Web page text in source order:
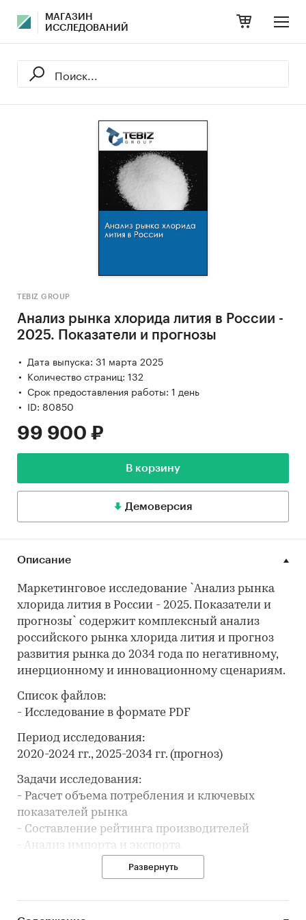
МАГАЗИН
ИССЛЕДОВАНИЙ
TEBIZ GROUP
Анализ рынка хлорида лития в России -
2025. Показатели и прогнозы
Дата выпуска: 31 марта 2025
Количество страниц: 132
Срок предоставления работы: 1 день
ID: 80850
99 900 ₽
В корзину
Демоверсия
Описание
Маркетинговое исследование `Анализ рынка
хлорида лития в России - 2025. Показатели и
прогнозы` содержит комплексный анализ
российского рынка хлорида лития и прогноз
развития рынка до 2034 года по негативному,
инерционному и инновационному сценариям.
Список файлов:
- Исследование в формате PDF
Период исследования:
2020-2024 гг., 2025-2034 гг. (прогноз)
Задачи исследования:
- Расчет объема потребления и ключевых
показателей рынка
- Составление рейтинга производителей
- Анализ импорта и экспорта
- Формирование прогноза развития рынка
рассмотрены компании:
Развернуть